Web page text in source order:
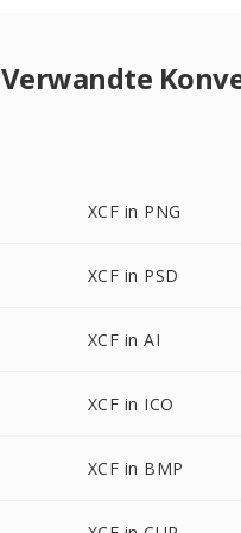
Verwandte
XCF in PNG
XCF in PSD
XCF in AI
XCF in ICO
XCF in BMP